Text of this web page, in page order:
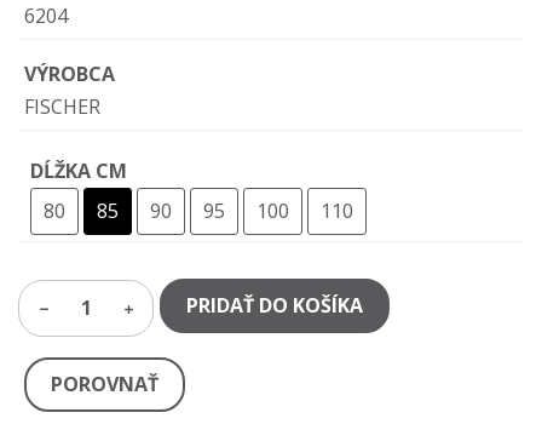
6204
VÝROBCA
FISCHER
DĹŽKA CM
80
85 90 95 100 110
1 PRIDAŤ DO KOŠÍKA
POROVNAŤ